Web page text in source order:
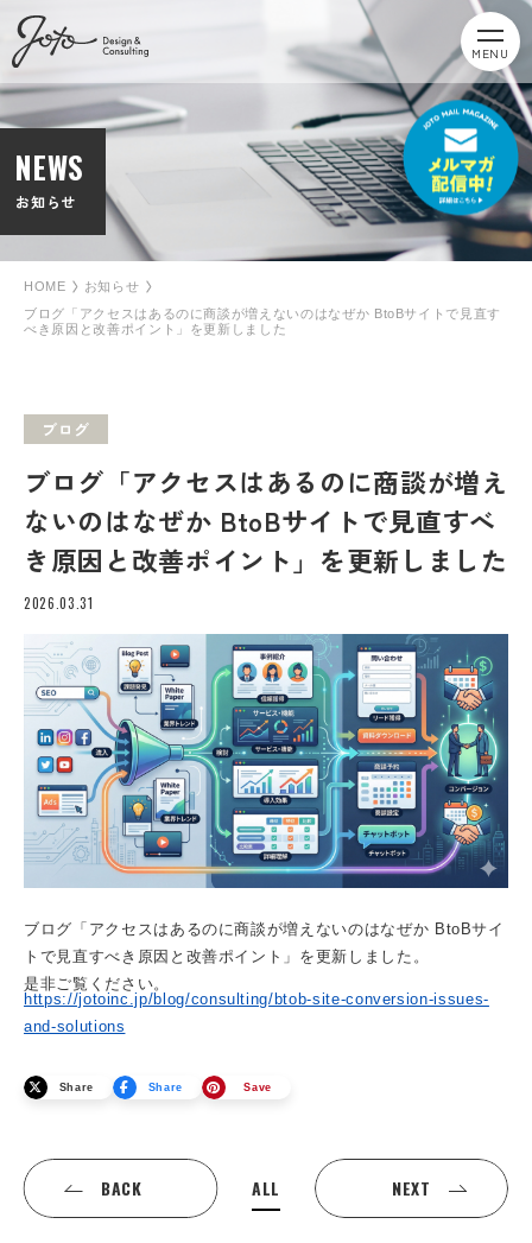
MENU
NEWS
お知らせ
HOME
お知らせ
ブログ「アクセスはあるのに商談が増えないのはなぜか BtoBサイトで見直す
べき原因と改善ポイント」を更新しました
ブログ
ブログ「アクセスはあるのに商談が増え
ないのはなぜか BtoBサイトで見直すべ
き原因と改善ポイント」を更新しました
2026.03.31
ブログ「アクセスはあるのに商談が増えないのはなぜか BtoBサイ
トで見直すべき原因と改善ポイント」を更新しました。
是非ご覧ください。
https://jotoinc.jp/blog/consulting/btob-site-conversion-issues-
and-solutions
Share Share Save
BACK ALL NEXT